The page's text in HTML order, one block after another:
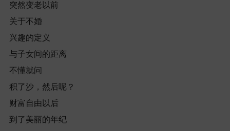
突然变老以前
关于不婚
兴趣的定义
与子女间的距离
不懂就问
积了沙，然后呢？
财富自由以后
到了美丽的年纪